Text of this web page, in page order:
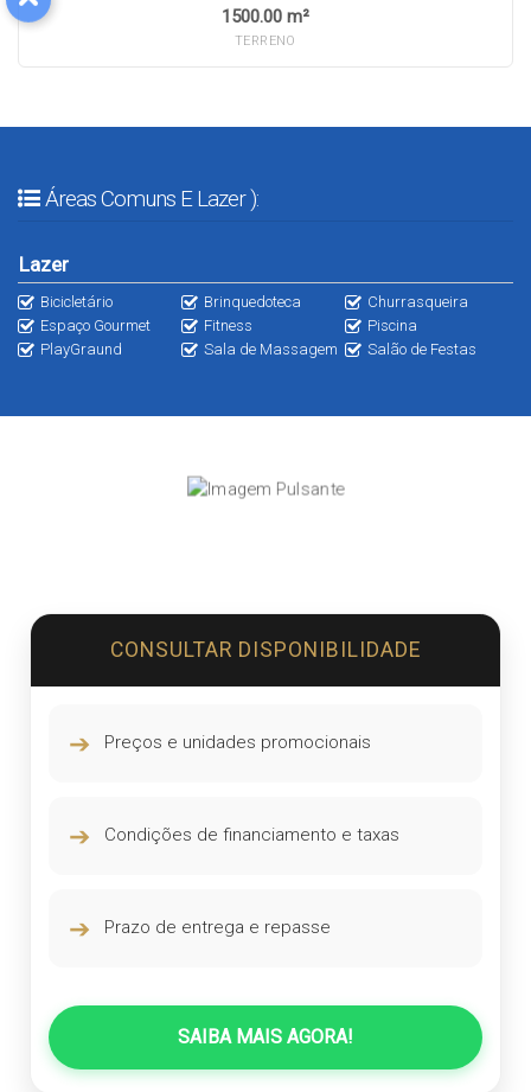
1500.00 m²
TERRENO
Áreas Comuns E Lazer ):
Lazer
Bicicletário Brinquedoteca
Churrasqueira
Espaço Gourmet
Fitness
Piscina
PlayGraund
Sala de Massagem Salão de Festas
CONSULTAR DISPONIBILIDADE
➔ Preços e unidades promocionais
➔ Condições de financiamento e taxas
➔ Prazo de entrega e repasse
SAIBA MAIS AGORA!